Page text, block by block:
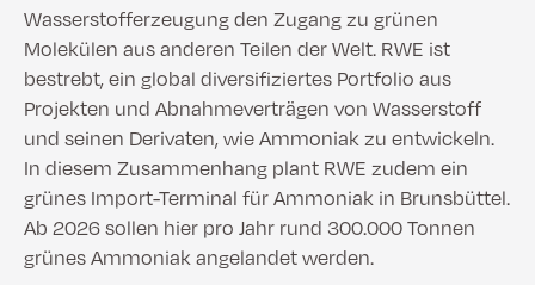
Wasserstofferzeugung den Zugang zu grünen
Molekülen aus anderen Teilen der Welt. RWE ist
bestrebt, ein global diversifiziertes Portfolio aus
Projekten und Abnahmeverträgen von Wasserstoff
und seinen Derivaten, wie Ammoniak zu entwickeln.
In diesem Zusammenhang plant RWE zudem ein
grünes Import-Terminal für Ammoniak in Brunsbüttel.
Ab 2026 sollen hier pro Jahr rund 300.000 Tonnen
grünes Ammoniak angelandet werden.